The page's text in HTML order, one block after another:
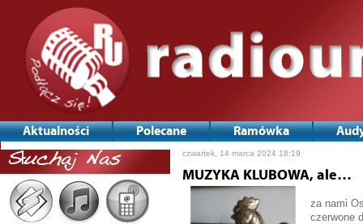
Aktualności Polecane Ramówka
Słuchaj Nas czwartek, 14 marca 2024 18:19
MUZYKA KLUBOWA, ale…
za nami
czerwone